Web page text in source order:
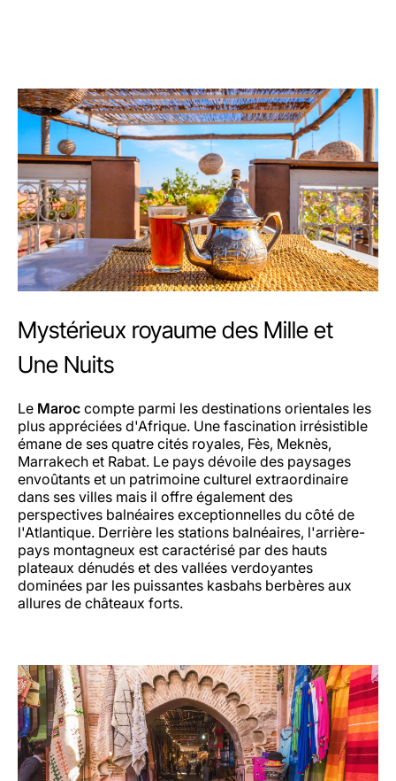
Mystérieux royaume des Mille et
Une Nuits
Le Maroc compte parmi les destinations orientales les
plus appréciées d'Afrique. Une fascination irrésistible
émane de ses quatre cités royales, Fès, Meknès,
Marrakech et Rabat. Le pays dévoile des paysages
envoûtants et un patrimoine culturel extraordinaire
dans ses villes mais il offre également des
perspectives balnéaires exceptionnelles du côté de
l'Atlantique. Derrière les stations balnéaires, l'arrière-
pays montagneux est caractérisé par des hauts
plateaux dénudés et des vallées verdoyantes
dominées par les puissantes kasbahs berbères aux
allures de châteaux forts.